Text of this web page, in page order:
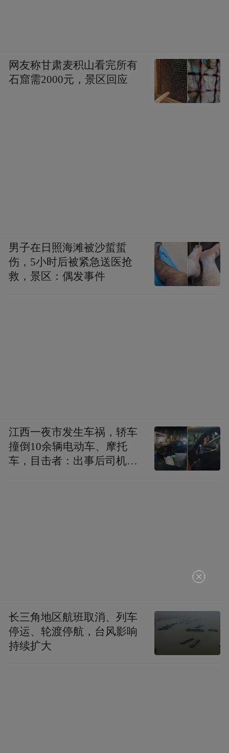
网友称甘肃麦积山看完所有
石窟需2000元，景区回应
男子在日照海滩被沙蜇蜇
伤，5小时后被紧急送医抢
救，景区：偶发事件
江西一夜市发生车祸，轿车
撞倒10余辆电动车、摩托
车，目击者：出事后司机一
长三角地区航班取消、列车
停运、轮渡停航，台风影响
持续扩大